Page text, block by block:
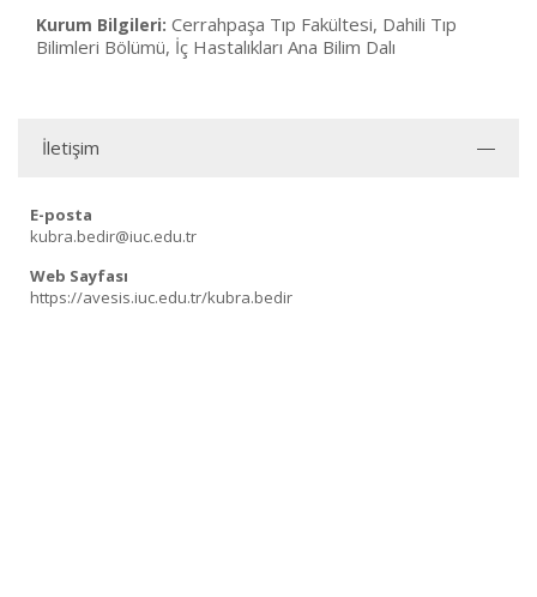
Kurum Bilgileri: Cerrahpaşa Tıp Fakültesi, Dahili Tıp
Bilimleri Bölümü, İç Hastalıkları Ana Bilim Dalı
İletişim
E-posta
kubra.bedir@iuc.edu.tr
Web Sayfası
https://avesis.iuc.edu.tr/kubra.bedir